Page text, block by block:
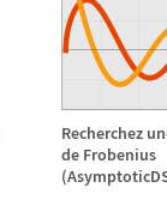
Recherchez
de Frobenius